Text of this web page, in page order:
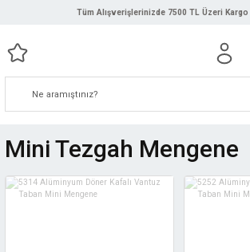
Tüm Alışverişlerinizde 7500 TL Üzeri Kargo
Mini Tezgah Mengene